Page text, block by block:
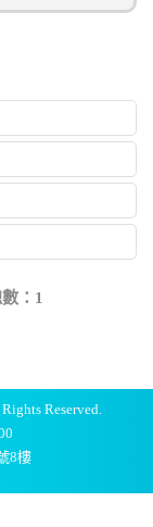
：1
Reserved.
8樓